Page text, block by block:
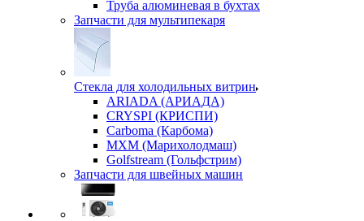
Труба алюминевая в бухтах
Запчасти для мультипекаря
Стекла для холодильных витрин
ARIADA (АРИАДА)
CRYSPI (КРИСПИ)
Carboma (Карбома)
MXM (Марихолодмаш)
Golfstream (Гольфстрим)
Запчасти для швейных машин